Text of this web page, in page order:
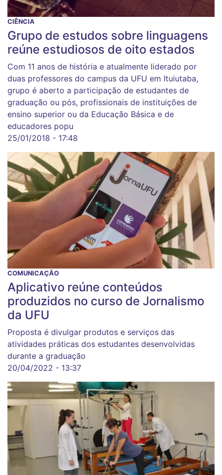
CIÊNCIA
Grupo de estudos sobre linguagens
reúne estudiosos de oito estados
Com 11 anos de história e atualmente liderado por
duas professores do campus da UFU em Ituiutaba,
grupo é aberto a participação de estudantes de
graduação ou pós, profissionais de instituições de
ensino superior ou da Educação Básica e de
educadores popu
25/01/2018 - 17:48
COMUNICAÇÃO
Aplicativo reúne conteúdos
produzidos no curso de Jornalismo
da UFU
Proposta é divulgar produtos e serviços das
atividades práticas dos estudantes desenvolvidas
durante a graduação
20/04/2022 - 13:37